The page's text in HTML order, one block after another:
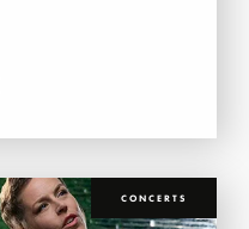
CONCERTS